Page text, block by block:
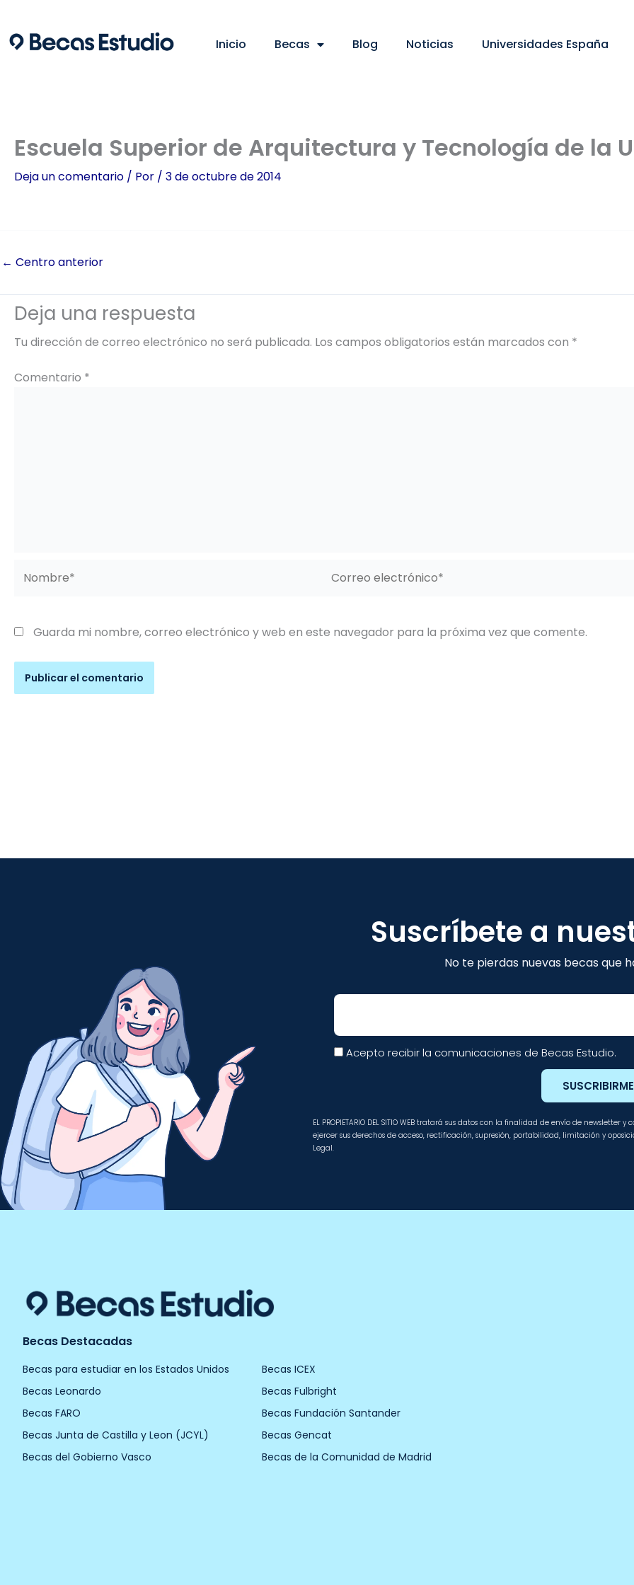
contenido
Inicio Becas Blog Noticias Universidades España
Escuela Superior de Arquitectura y Tecnología de la
Deja un comentario / Por / 3 de octubre de 2014
← Centro anterior
Deja una respuesta
Tu dirección de correo electrónico no será publicada. Los campos obligatorios están marcados con *
Comentario *
electrónico*
Guarda mi nombre, correo electrónico y web en este navegador para la próxima vez que comente.
Suscríbete a
No te pierdas nuevas becas que
Email
Acepto recibir la comunicaciones de Becas Estudio.
SUSCRIBIRME
EL PROPIETARIO DEL SITIO WEB tratará sus datos con la finalidad de envío de
ejercer sus derechos de acceso, rectificación, supresión, portabilidad, limitación y
Legal.
Becas Destacadas
Becas para estudiar en los Estados Unidos
Becas ICEX
Becas Leonardo
Becas Fulbright
Becas FARO
Becas Fundación Santander
Becas Junta de Castilla y Leon (JCYL)
Becas Gencat
Becas del Gobierno Vasco
Becas de la Comunidad de Madrid